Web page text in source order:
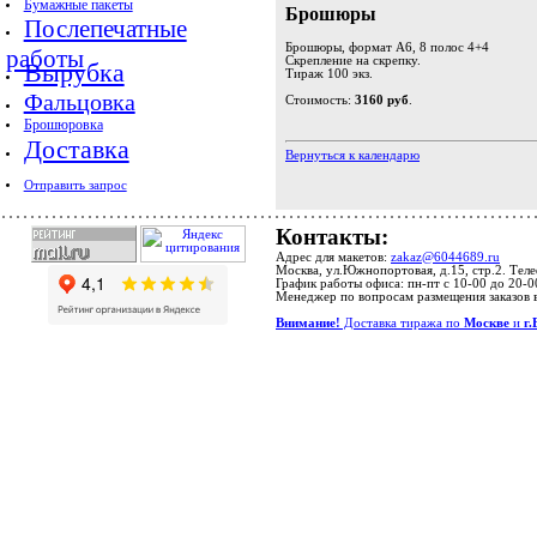
Бумажные пакеты
Послепечатные
работы
Вырубка
Фальцовка
Брошюровка
Доставка
Отправить запрос
Брошюры
Брошюры, формат А6, 8 полос 4+4
Скрепление на скрепку.
Тираж 100 экз.
Стоимость: 3160 руб.
Вернуться к календарю
Контакты:
Адрес для макетов: zakaz@6044689.ru
Москва, ул.Южнопортовая, д.15, стр.2.
График работы офиса: пн-пт с 10-00 до 20-
Менеджер по вопросам размещения
Внимание! Доставка тиража по Москве и